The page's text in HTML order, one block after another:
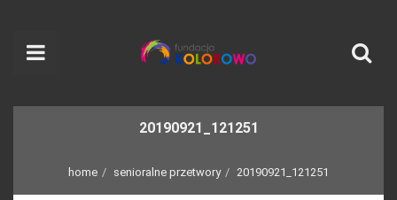
20190921_121251
home senioralne przetwory 20190921_121251